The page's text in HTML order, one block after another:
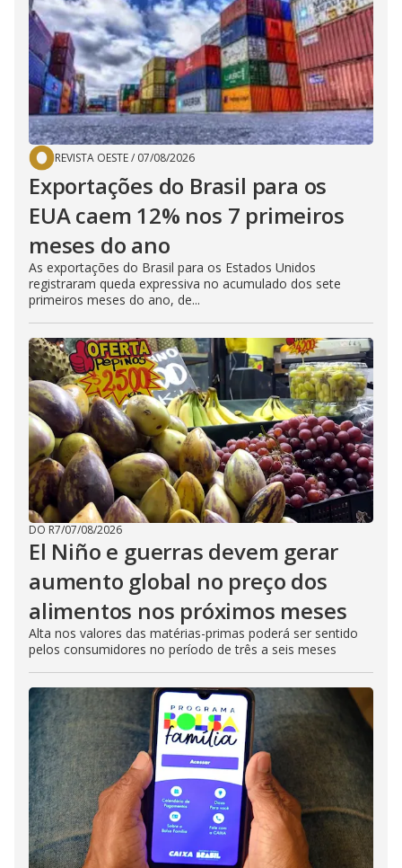
REVISTA OESTE/ 07/08/2026
Exportações do Brasil para os
EUA caem 12% nos 7 primeiros
meses do ano
As exportações do Brasil para os Estados Unidos
registraram queda expressiva no acumulado dos sete
primeiros meses do ano, de...
DO R7/07/08/2026
El Niño e guerras devem gerar
aumento global no preço dos
alimentos nos próximos meses
Alta nos valores das matérias-primas poderá ser sentido
pelos consumidores no período de três a seis meses